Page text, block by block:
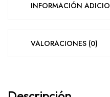
INFORMACIÓN
VALORACIONES (0)